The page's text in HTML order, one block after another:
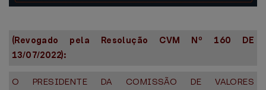
(Revogado pela Resolução CVM Nº 160 DE
13/07/2022):
O PRESIDENTE DA COMISSÃO DE VALORES